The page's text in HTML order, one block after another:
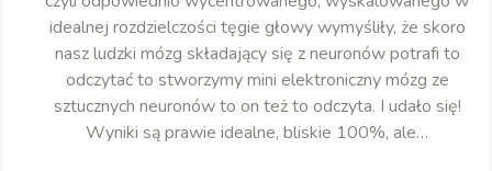
idealnej rozdzielczości tęgie głowy wymyśliły, że skoro
nasz ludzki mózg składający się z neuronów potrafi to
odczytać to stworzymy mini elektroniczny mózg ze
sztucznych neuronów to on też to odczyta. I udało się!
Wyniki są prawie idealne, bliskie 100%, ale…